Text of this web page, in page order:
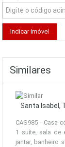
Similares
Santa Isabel,
CAS985 - Casa
1 suíte, sala de
jantar, banheiro